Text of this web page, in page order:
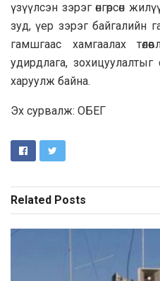
үзүүлсэн зэрэг өнгөрсөн
зуд, үер зэрэг байгалийн
гамшгаас хамгаалах
удирдлага,
харуулж байна.
Эх сурвалж: ОБЕГ
Related Posts